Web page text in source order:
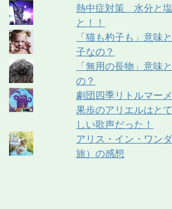
熱中症対策 水分と
と！！
「猫も杓子も」意
子なの？
「無用の長物」意
の？
劇団四季リトルマー
果歩のアリエルはと
しい歌声だった！
アリス・イン・ワン
旅）の感想